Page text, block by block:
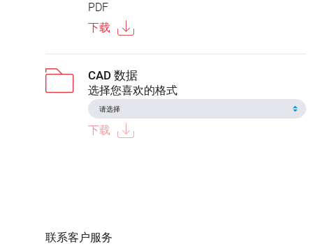
PDF
下载
CAD 数据
选择您喜欢的格式
下载
联系客户服务